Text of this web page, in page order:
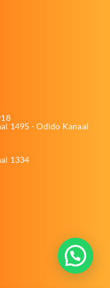
1495 - Odido Kanaal
1334